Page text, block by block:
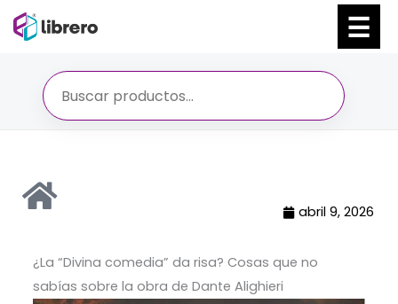
abril 9, 2026
¿La “Divina comedia” da risa? Cosas que no
sabías sobre la obra de Dante Alighieri